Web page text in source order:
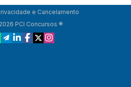
e Cancelamento
PCI Concursos ®